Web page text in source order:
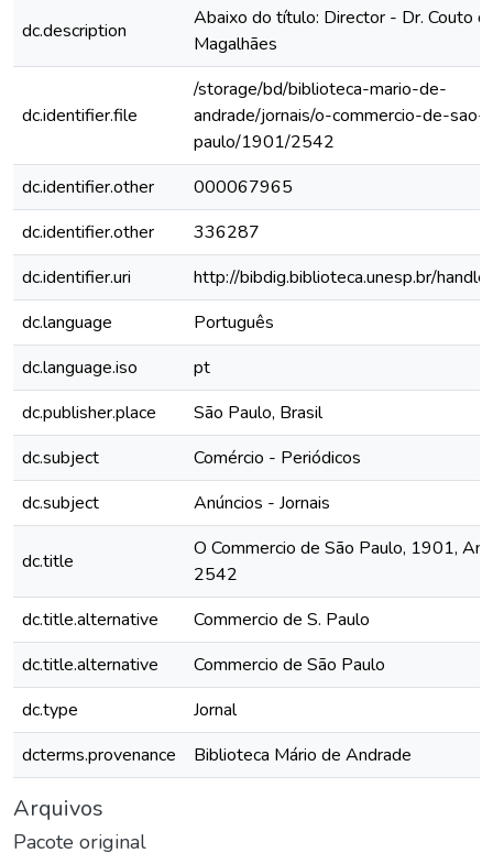
dc.description
Abaixo do título: Director - Dr. Couto
Magalhães
dc.identifier.file
/storage/bd/biblioteca-mario-de-
andrade/jornais/o-commercio-de-sao-
paulo/1901/2542
dc.identifier.other
000067965
dc.identifier.other
336287
dc.identifier.uri
http://bibdig.biblioteca.unesp.br/
dc.language
Português
dc.language.iso
pt
dc.publisher.place
São Paulo, Brasil
dc.subject
Comércio - Periódicos
dc.subject
Anúncios - Jornais
dc.title
O Commercio de São Paulo, 1901,
2542
dc.title.alternative
Commercio de S. Paulo
dc.title.alternative
Commercio de São Paulo
dc.type
Jornal
dcterms.provenance
Biblioteca Mário de Andrade
Arquivos
Pacote original